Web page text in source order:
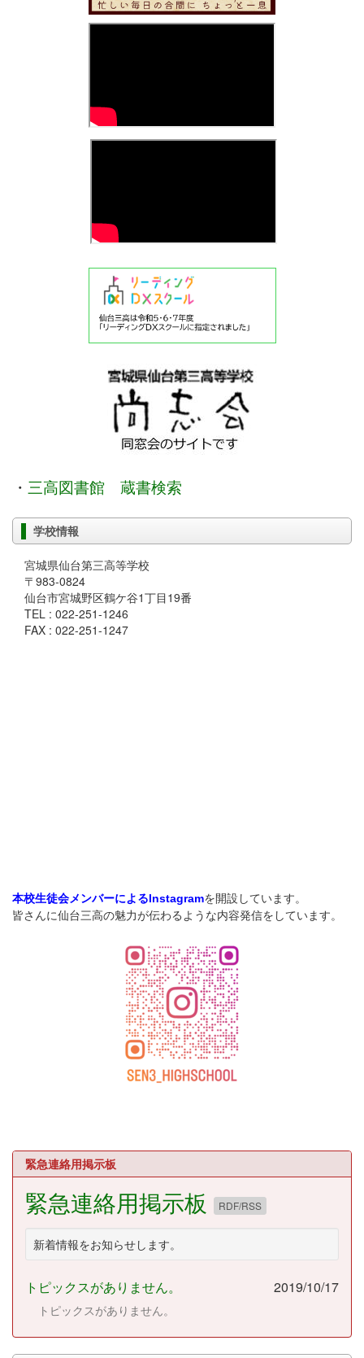
・ 三高図書館 蔵書検索
学校情報
宮城県仙台第三高等学校
〒983-0824
仙台市宮城野区鶴ケ谷1丁目19番
TEL : 022-251-1246
FAX : 022-251-1247
本校生徒会メンバーによるInstagramを開設しています。
皆さんに仙台三高の魅力が伝わるような内容発信をしています。
緊急連絡用掲示板
緊急連絡用掲示板 RDF/RSS
新着情報をお知らせします。
トピックスがありません。 2019/10/17
トピックスがありません。